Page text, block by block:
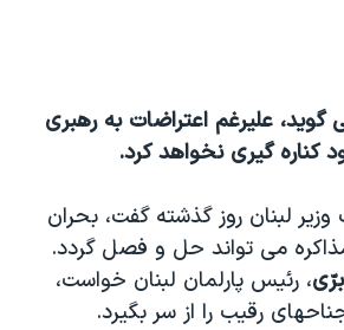
۲۰۲۴
عليرغم اعتراضات به رهبری
کناره گيری نخواهد کرد.
لبنان روز گذشته گفت، بحران
می تواند حل و فصل گردد.
، رئيس پارلمان لبنان خواست،
رقيب را از سر بگيرد.